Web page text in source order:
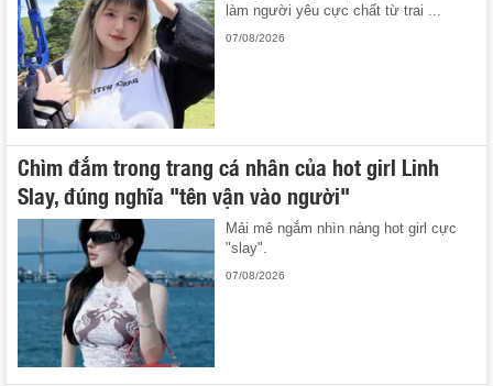
làm người yêu cực chất từ trai ...
07/08/2026
Chìm đắm trong trang cá nhân của hot girl Linh
Slay, đúng nghĩa "tên vận vào người"
Mải mê ngắm nhìn nàng hot girl cực
"slay".
07/08/2026